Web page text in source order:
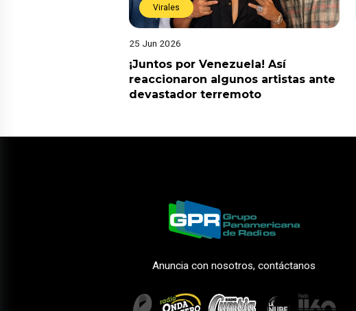
Virales
25 Jun 2026
¡Juntos por Venezuela! Así
reaccionaron algunos artistas ante
devastador terremoto
Anuncia con nosotros, contáctanos